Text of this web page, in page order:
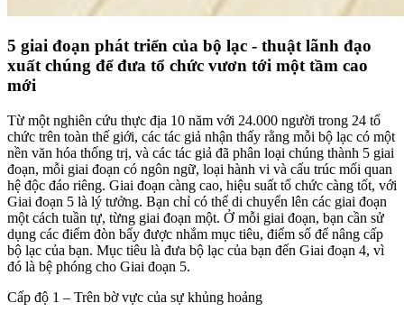
5 giai đoạn phát triển của bộ lạc - thuật lãnh đạo
xuất chúng để đưa tổ chức vươn tới một tầm cao
mới
Từ một nghiên cứu thực địa 10 năm với 24.000 người trong 24 tổ
chức trên toàn thế giới, các tác giả nhận thấy rằng mỗi bộ lạc có một
nền văn hóa thống trị, và các tác giả đã phân loại chúng thành 5 giai
đoạn, mỗi giai đoạn có ngôn ngữ, loại hành vi và cấu trúc mối quan
hệ độc đáo riêng. Giai đoạn càng cao, hiệu suất tổ chức càng tốt, với
Giai đoạn 5 là lý tưởng. Bạn chỉ có thể di chuyển lên các giai đoạn
một cách tuần tự, từng giai đoạn một. Ở mỗi giai đoạn, bạn cần sử
dụng các điểm đòn bẩy được nhắm mục tiêu, điểm số để nâng cấp
bộ lạc của bạn. Mục tiêu là đưa bộ lạc của bạn đến Giai đoạn 4, vì
đó là bệ phóng cho Giai đoạn 5.
Cấp độ 1 – Trên bờ vực của sự khủng hoảng